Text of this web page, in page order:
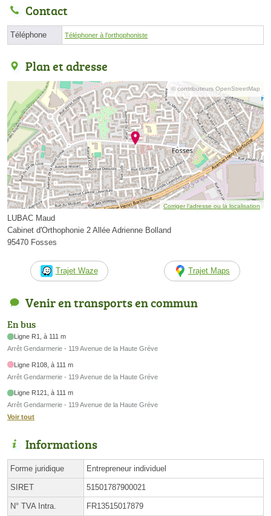
Contact
Téléphone Téléphoner à l'orthophoniste
Plan et adresse
© contributeurs OpenStreetMap
Corriger l’adresse ou la localisation
LUBAC Maud
Cabinet d'Orthophonie 2 Allée Adrienne Bolland
95470 Fosses
Trajet Waze Trajet Maps
Venir en transports en commun
En bus
Ligne R1, à 111 m
Arrêt Gendarmerie - 119 Avenue de la Haute Gréve
Ligne R108, à 111 m
Arrêt Gendarmerie - 119 Avenue de la Haute Gréve
Ligne R121, à 111 m
Arrêt Gendarmerie - 119 Avenue de la Haute Gréve
Voir tout
Informations
Forme juridique Entrepreneur individuel
SIRET 51501787900021
N° TVA Intra. FR13515017879